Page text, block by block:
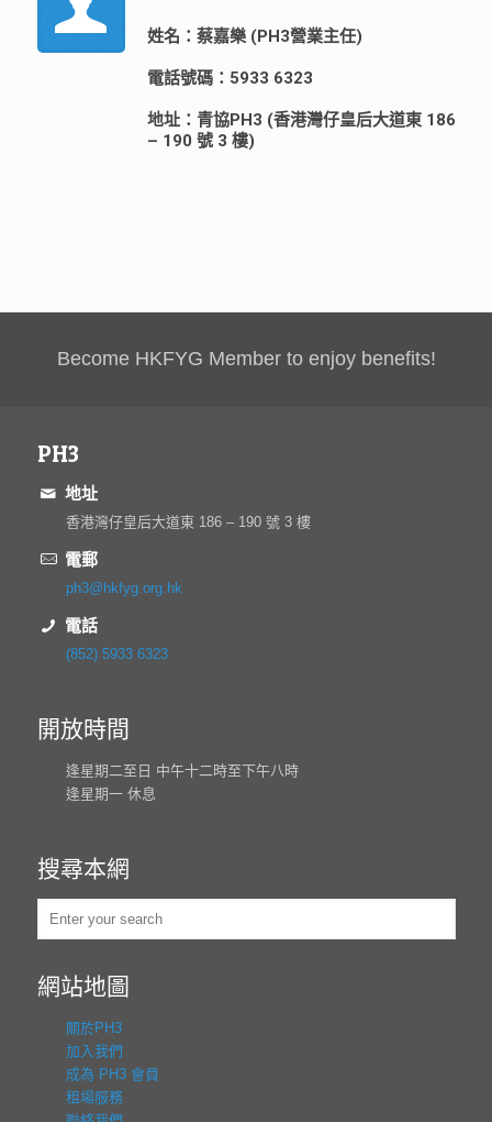
姓名：蔡嘉樂 (PH3營業主任)
電話號碼：5933 6323
地址：青協PH3 (香港灣仔皇后大道東 186
– 190 號 3 樓)
Become HKFYG Member to enjoy benefits!
PH3
地址
香港灣仔皇后大道東 186 – 190 號 3 樓
電郵
ph3@hkfyg.org.hk
電話
(852) 5933 6323
開放時間
逢星期二至日 中午十二時至下午八時
逢星期一 休息
搜尋本網
網站地圖
關於PH3
加入我們
成為 PH3 會員
租場服務